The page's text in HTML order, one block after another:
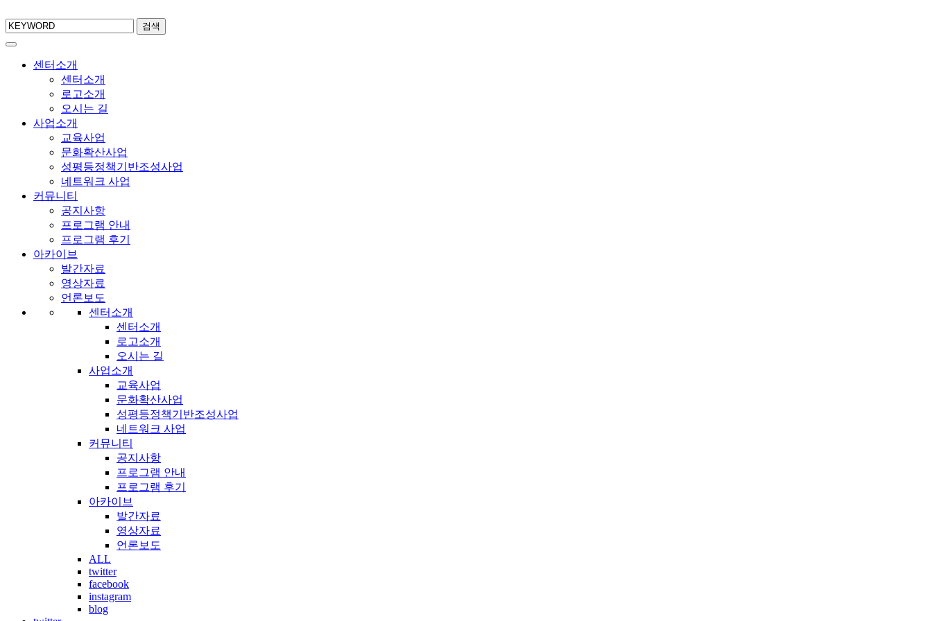
검색
센터소개
센터소개
로고소개
오시는 길
사업소개
교육사업
문화확산사업
성평등정책기반조성사업
네트워크 사업
커뮤니티
공지사항
프로그램 안내
프로그램 후기
아카이브
발간자료
영상자료
언론보도
센터소개
센터소개
로고소개
오시는 길
사업소개
교육사업
문화확산사업
성평등정책기반조성사업
네트워크 사업
커뮤니티
공지사항
프로그램 안내
프로그램 후기
아카이브
발간자료
영상자료
언론보도
ALL
twitter
facebook
instagram
blog